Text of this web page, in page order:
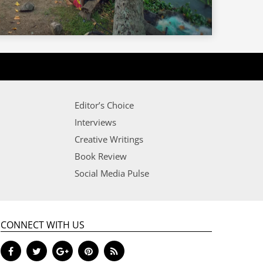
Editor’s Choice
Interviews
Creative Writings
Book Review
Social Media Pulse
CONNECT WITH US